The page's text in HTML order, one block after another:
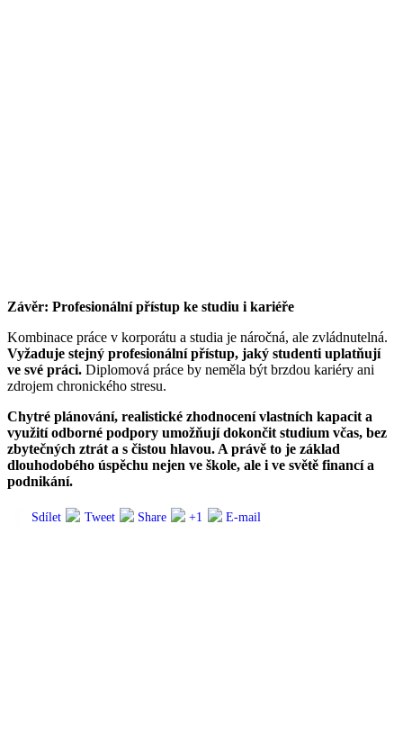
Závěr: Profesionální přístup ke studiu i kariéře
Kombinace práce v korporátu a studia je náročná, ale zvládnutelná.
Vyžaduje stejný profesionální přístup, jaký studenti uplatňují
ve své práci. Diplomová práce by neměla být brzdou kariéry ani
zdrojem chronického stresu.
Chytré plánování, realistické zhodnocení vlastních kapacit a
využití odborné podpory umožňují dokončit studium včas, bez
zbytečných ztrát a s čistou hlavou. A právě to je základ
dlouhodobého úspěchu nejen ve škole, ale i ve světě financí a
podnikání.
Sdílet Tweet Share +1 E-mail